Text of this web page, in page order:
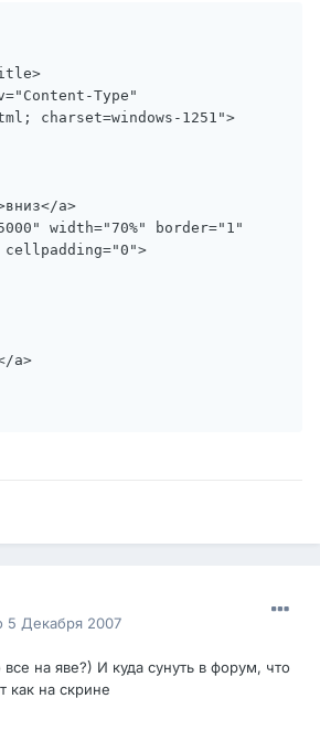
Type"
charset=windows-1251">
a>
width="70%" border="1"
a>
5 Декабря 2007
на яве?) И куда сунуть в форум, что
как на скрине